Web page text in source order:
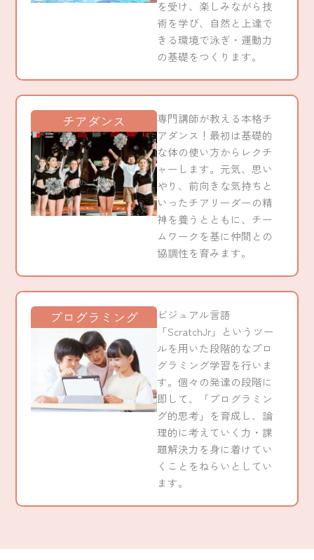
を受け、楽しみながら技
術を学び、自然と上達で
きる環境で泳ぎ・運動力
の基礎をつくります。
チアダンス
専門講師が教える本格チ
アダンス！最初は基礎的
な体の使い方からレクチ
ャーします。 元気、思い
やり、前向きな気持ちと
いったチアリーダーの精
神を養うとともに、チー
ムワークを基に仲間との
協調性を育みます。
プログラミング
ビジュアル言語
「ScratchJr」というツー
ルを用いた段階的なプロ
グラミング学習を行いま
す。 個々の発達の段階に
即して、「プログラミン
グ的思考」を育成し、論
理的に考えていく力・課
題解決力を身に着けてい
くことをねらいとしてい
ます。